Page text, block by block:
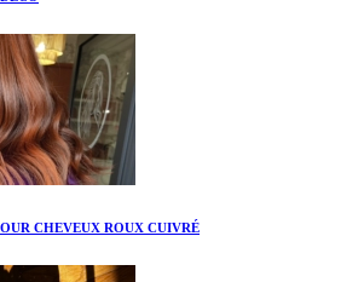
CHEVEUX ROUX CUIVRÉ